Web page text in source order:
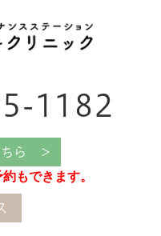
1182
ちら ＞
もできます。